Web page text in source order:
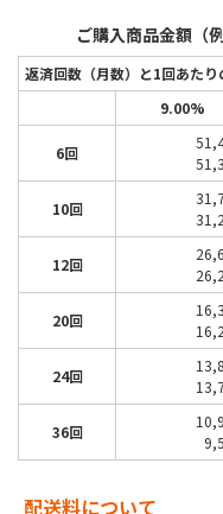
ご購入商品金額（
返済回数（月数）と1回あたり
9.00%
6回
10回
12回
20回
24回
36回
配送料について